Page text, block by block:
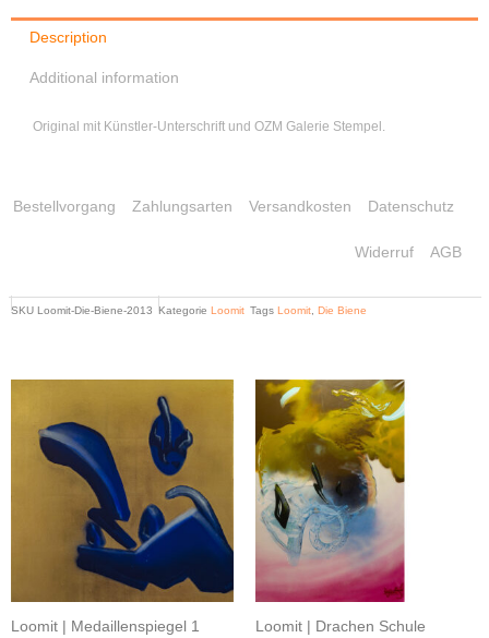
Description
Additional information
Original mit Künstler-Unterschrift und OZM Galerie Stempel.
Bestellvorgang Zahlungsarten Versandkosten Datenschutz
Widerruf AGB
SKU Loomit-Die-Biene-2013 Kategorie Loomit Tags Loomit Die Biene
Loomit | Medaillenspiegel 1 Loomit | Drachen Schule